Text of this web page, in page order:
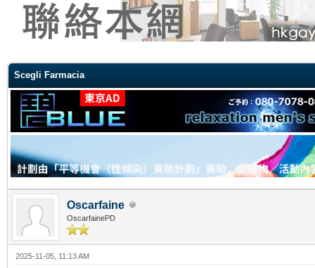
Scegli Farmacia
Oscarfaine
OscarfainePD
2025-11-05, 11:13 AM